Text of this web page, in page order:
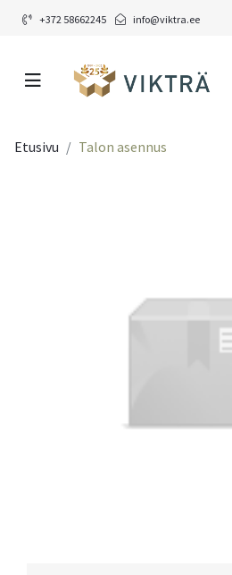
+372 58662245 info@viktra.ee
Etusivu Talon asennus